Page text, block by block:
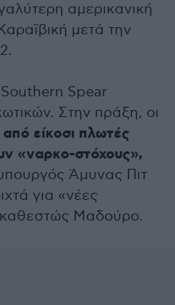
αμερικανική
μετά την
Spear
Στην πράξη, οι
είκοσι πλωτές
«ναρκο-στόχους»,
Άμυνας Πιτ
για «νέες
καθεστώς Μαδούρο.